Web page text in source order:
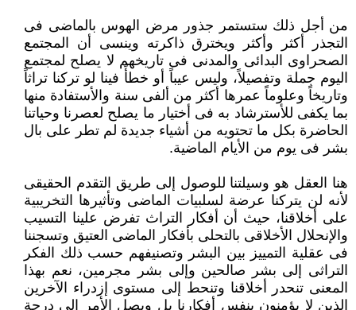
من أجل ذلك ستستمر جذور مرض الهوس بالماضى فى
التجذر أكثر وأكثر ويخترق ذاكرته وينسى أن المجتمع
الصحراوى البدائى ‏والمدنى فى تاريخهم لا يصلح لمجتمع
اليوم جملة وتفصيلاً، وليس عيباً أو خطأً فينا لو تركنا تراثاً
وتاريخاً وعلوماً عمرها أكثر من ألفى ‏سنة والأستفادة منها
بما يكفى للأسترشاد به فى أختيار ما يصلح لعصرنا وحياتنا
الحاضرة بكل ما تحتويه من أشياء جديدة لم تطر على ‏بال
بشر فى يوم من الأيام الماضية.‏
هنا العقل هو وسيلتنا للوصول إلى طريق التقدم الحقيقى
لأنه لن يتركنا عرضة لسلبيات الماضى وتأثيرها التخريبية
على أخلاقنا، حيث ‏أن أفكار التراث تفرض علينا التسيب
والإنحلال الأخلاقى بالتحلى بأفكار الماضى العتيق وتسجننا
فى عقلية التمييز بين البشر وتصنيفهم ‏حسب ذلك الفكر
التراثى إلى بشر صالحين وإلى بشر مجرمين، نعم بهذا
المعنى تنحدر أخلاقنا وتنحط إلى مستوى إزدراء الآخرين
الذين لا ‏يؤمنون بنفس أفكارنا بل ويصل الأمر إلى درجة